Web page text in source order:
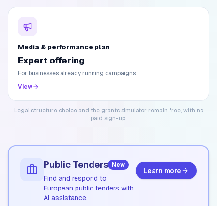
Media & performance plan
Expert offering
For businesses already running campaigns
View
Legal structure choice and the grants simulator remain free, with no
paid sign-up.
Public Tenders New
Find and respond to
European public tenders with
AI assistance.
Learn more